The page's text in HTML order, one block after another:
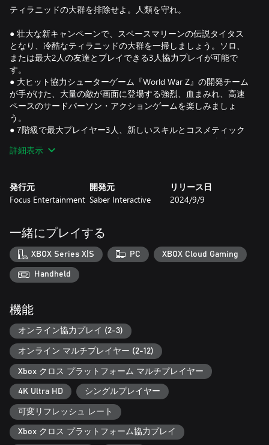
ティラニッドの大群を排除せよ。人類を守れ。
● 壮大な新キャンペーンで、スペースマリーンの伝説タイタス
となり、冷酷なティラニッドの大群を一掃しましょう。ソロ、
または最大2人の友達とプレイできる3人協力プレイが可能で
す。
● 大ヒット協力シューターゲーム『World War Z』の開発チーム
が手がけた、大量の敵が画面に登場する強烈、血まみれ、高速
ペースのサードパーソン・アクションゲームを楽しみましょ
う。
● 7階級で最大プレイヤー3人、新しいスキルとコスメティック
をアンロックしながら、リプレイ可能な終わりのない残酷なPvE
任務で、スペースマリーンとなり〈帝国〉を守りましょう。
詳細表示
発行元
Focus Entertainment
開発元
Saber Interactive
リリース日
2024/9/9
一緒にプレイする
XBOX Series X|S PC XBOX Cloud Gaming
Handheld
機能
オンライン協力プレイ (2-3)
オンライン マルチプレイヤー (2-12)
Xbox クロス プラットフォーム マルチプレイヤー
4K Ultra HD シングルプレイヤー
可変リフレッシュ レート
Xbox クロス プラットフォーム協力プレイ